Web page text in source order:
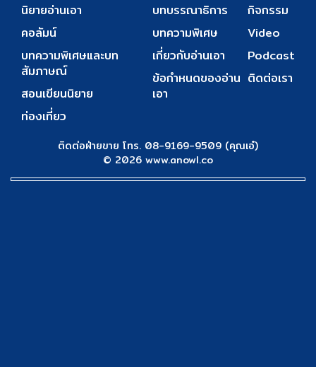
นิยายอ่านเอา
คอลัมน์
บทความพิเศษและบท
สัมภาษณ์
สอนเขียนนิยาย
ท่องเที่ยว
บทบรรณาธิการ
บทความพิเศษ
เกี่ยวกับอ่านเอา
ข้อกำหนดของอ่าน
เอา
กิจกรรม
Video
Podcast
ติดต่อเรา
ติดต่อฝ่ายขาย โทร. 08-9169-9509 (คุณเอ๋)
© 2026 www.anowl.co